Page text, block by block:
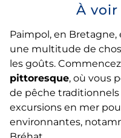
À
Paimpol, en
une multitude de
les goûts.
pittoresque, où vous
de pêche
excursions en mer
environnantes,